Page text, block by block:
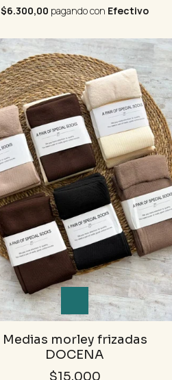
$6.300,00 pagando con Efectivo
Medias morley frizadas
DOCENA
$15.000